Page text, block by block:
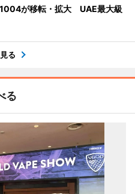
が移転・拡大 UAE最大級
る
る